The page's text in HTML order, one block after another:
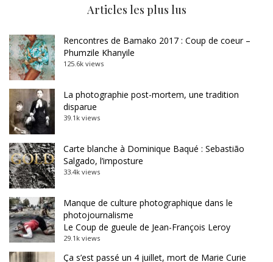
Articles les plus lus
Rencontres de Bamako 2017 : Coup de coeur –
Phumzile Khanyile
125.6k views
La photographie post-mortem, une tradition
disparue
39.1k views
Carte blanche à Dominique Baqué : Sebastião
Salgado, l’imposture
33.4k views
Manque de culture photographique dans le
photojournalisme
Le Coup de gueule de Jean-François Leroy
29.1k views
Ça s’est passé un 4 juillet, mort de Marie Curie